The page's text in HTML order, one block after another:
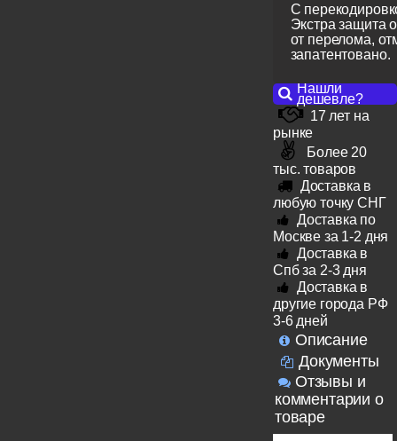
С
Экстра защита
от перелома,
запатентовано.
Нашли
дешевле?
17 лет на
рынке
Более 20
тыс. товаров
Доставка в
любую точку СНГ
Доставка по
Москве за 1-2 дня
Доставка в
Спб за 2-3 дня
Доставка в
другие города РФ
3-6 дней
Описание
Документы
Отзывы и
комментарии о
товаре